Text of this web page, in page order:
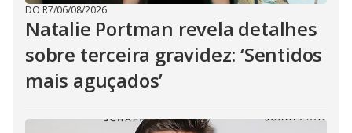
DO R7/06/08/2026
Natalie Portman revela detalhes
sobre terceira gravidez: ‘Sentidos
mais aguçados’